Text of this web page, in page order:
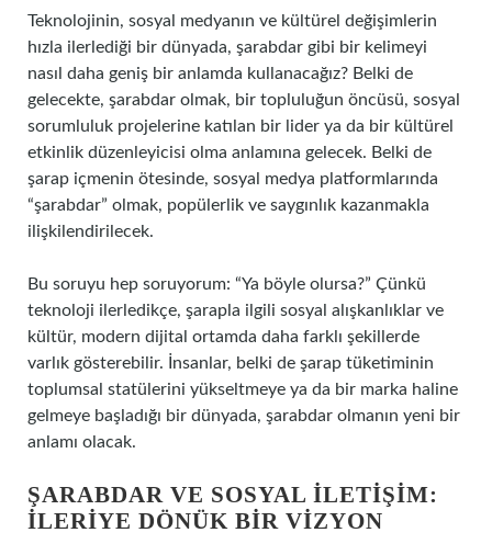
Teknolojinin, sosyal medyanın ve kültürel değişimlerin
hızla ilerlediği bir dünyada, şarabdar gibi bir kelimeyi
nasıl daha geniş bir anlamda kullanacağız? Belki de
gelecekte, şarabdar olmak, bir topluluğun öncüsü, sosyal
sorumluluk projelerine katılan bir lider ya da bir kültürel
etkinlik düzenleyicisi olma anlamına gelecek. Belki de
şarap içmenin ötesinde, sosyal medya platformlarında
“şarabdar” olmak, popülerlik ve saygınlık kazanmakla
ilişkilendirilecek.
Bu soruyu hep soruyorum: “Ya böyle olursa?” Çünkü
teknoloji ilerledikçe, şarapla ilgili sosyal alışkanlıklar ve
kültür, modern dijital ortamda daha farklı şekillerde
varlık gösterebilir. İnsanlar, belki de şarap tüketiminin
toplumsal statülerini yükseltmeye ya da bir marka haline
gelmeye başladığı bir dünyada, şarabdar olmanın yeni bir
anlamı olacak.
ŞARABDAR VE SOSYAL İLETIŞIM:
İLERIYE DÖNÜK BIR VIZYON